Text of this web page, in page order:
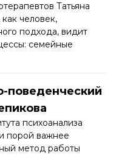
Татьяна
человек,
подхода, видит
семейные
поведенческий
психоанализа
порой важнее
метод работы